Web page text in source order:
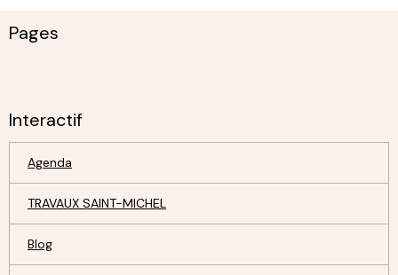
Pages
Interactif
Agenda
TRAVAUX SAINT-MICHEL
Blog